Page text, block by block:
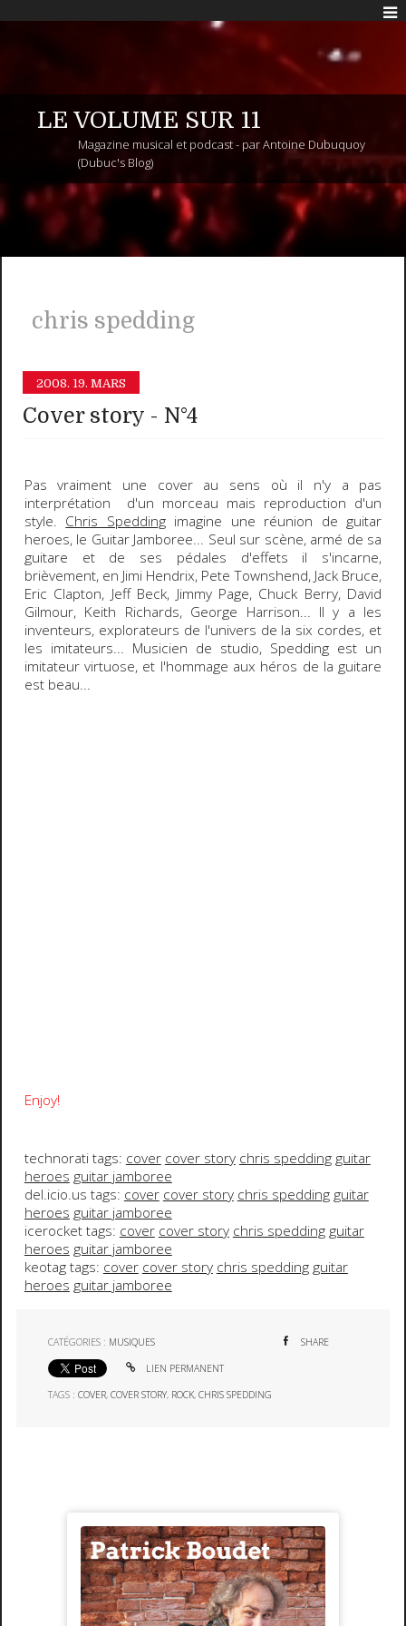
LE VOLUME SUR 11
Magazine musical et podcast - par Antoine Dubuquoy
(Dubuc's Blog)
chris spedding
2008. 19. MARS
Cover story - N°4
Pas vraiment une cover au sens où il n'y a pas
interprétation d'un morceau mais reproduction d'un
style. Chris Speddingimagine une réunion de guitar
heroes, le Guitar Jamboree... Seul sur scène, armé de sa
guitare et de ses pédales d'effets il s'incarne,
brièvement, en Jimi Hendrix, Pete Townshend, Jack Bruce,
Eric Clapton, Jeff Beck, Jimmy Page, Chuck Berry, David
Gilmour, Keith Richards, George Harrison... Il y a les
inventeurs, explorateurs de l'univers de la six cordes, et
les imitateurs... Musicien de studio, Spedding est un
imitateur virtuose, et l'hommage aux héros de la guitare
est beau...
Enjoy!
technorati tags: cover cover story chris spedding guitar
heroes guitar jamboree
del.icio.us tags: cover cover story chris spedding guitar
heroes guitar jamboree
icerocket tags: cover cover story chris spedding guitar
heroes guitar jamboree
keotag tags: cover cover story chris spedding guitar
heroes guitar jamboree
CATÉGORIES : MUSIQUES SHARE
LIEN PERMANENT
TAGS :COVER,COVER STORY, ROCK,CHRIS SPEDDING